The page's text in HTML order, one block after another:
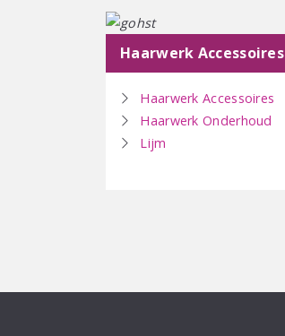
Haarwerk Accessoires
Haarwerk Accessoires
Haarwerk Onderhoud
Lijm